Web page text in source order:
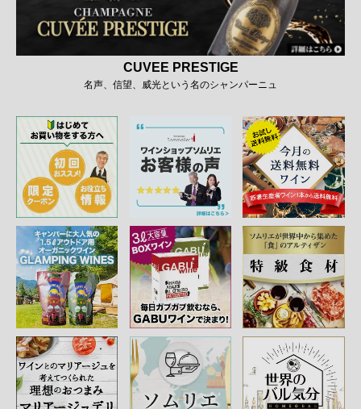
CUVEE PRESTIGE
名声、信望、威光という名のシャンパーニュ